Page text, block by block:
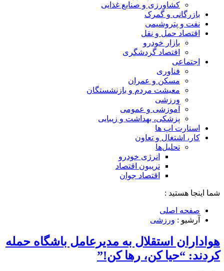
کشاورزی و صنایع غذایی
بازرگانی و گمرک
نفت و پتروشیمی
اقتصاد حمل و نقل
بازار خودرو
اقتصاد گردشگری
اجتماعی
فناوری
مسکن و عمران
معیشت مردم و بازنشستگان
ورزشی
آموزشی و عمومی
پزشکی، بهداشت و زیبایی
استارت اپ ها
کار، اشتغال و تعاون
تحلیل‌ها
انرژی خودرو
تریبون اقتصاد
اقتصاد جوان
شما اینجا هستید :
صفحه اصلی
آرشیو : ورزشی
هواداران استقلال به مدیرعامل باشگاه حمله
کردند: “حیا کن، رها کن!”